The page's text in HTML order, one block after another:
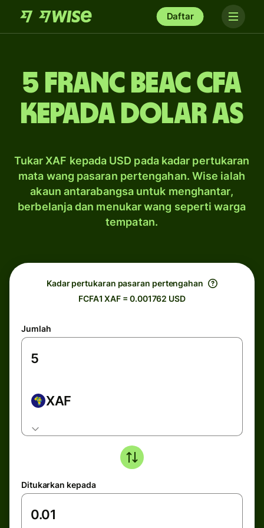
Daftar
5 franc beac CFA
kepada dolar AS
Tukar XAF kepada USD pada kadar pertukaran
mata wang pasaran pertengahan. Wise ialah
akaun antarabangsa untuk menghantar,
berbelanja dan menukar wang seperti warga
tempatan.
Kadar pertukaran pasaran pertengahan
FCFA1 XAF = 0.001762 USD
Jumlah
XAF
Ditukarkan kepada